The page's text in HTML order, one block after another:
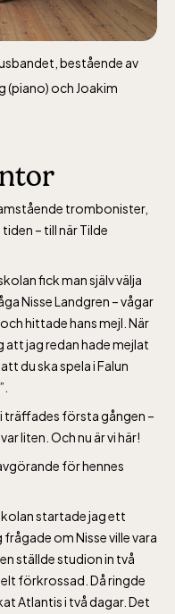
bestående av
(piano) och Joakim
trombonister,
– till när Tilde
fick man själv välja
Nisse Landgren – vågar
hittade hans mejl. När
att jag redan hade mejlat
du ska spela i Falun
träffades första gången –
liten. Och nu är vi här!
för hennes
startade jag ett
om Nisse ville vara
ställde studion in två
förkrossad. Då ringde
Atlantis i två dagar. Det